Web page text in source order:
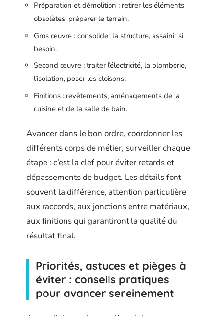
Préparation et démolition : retirer les éléments
obsolètes, préparer le terrain.
Gros œuvre : consolider la structure, assainir si
besoin.
Second œuvre : traiter l’électricité, la plomberie,
l’isolation, poser les cloisons.
Finitions : revêtements, aménagements de la
cuisine et de la salle de bain.
Avancer dans le bon ordre, coordonner les
différents corps de métier, surveiller chaque
étape : c’est la clef pour éviter retards et
dépassements de budget. Les détails font
souvent la différence, attention particulière
aux raccords, aux jonctions entre matériaux,
aux finitions qui garantiront la qualité du
résultat final.
Priorités, astuces et pièges à
éviter : conseils pratiques
pour avancer sereinement